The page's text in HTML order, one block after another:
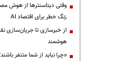
وقتی دیتاسنترها از هوش
زنگ خطر برای اقتصاد AI
از خبرسازی تا جریان‌سازی
هوشمند
«چرا نباید از شما متنفر